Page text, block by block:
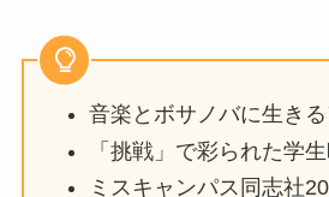
音楽とボサノバに生き
「挑戦」で彩られた学
ミスキャンパス同志社